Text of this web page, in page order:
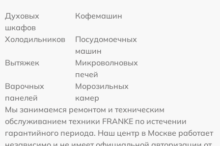
Духовых
шкафов
Кофемашин
Холодильников
Посудомоечных
машин
Вытяжек
Микроволновых
печей
Варочных
панелей
Морозильных
камер
Мы занимаемся ремонтом и техническим
обслуживанием техники FRANKE по истечении
гарантийного периода. Наш центр в Москве работает